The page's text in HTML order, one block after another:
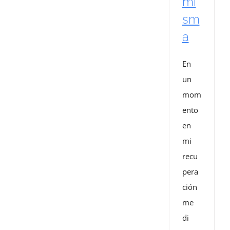
sm
a
En
un
mom
ento
en
mi
recu
pera
ción
me
di